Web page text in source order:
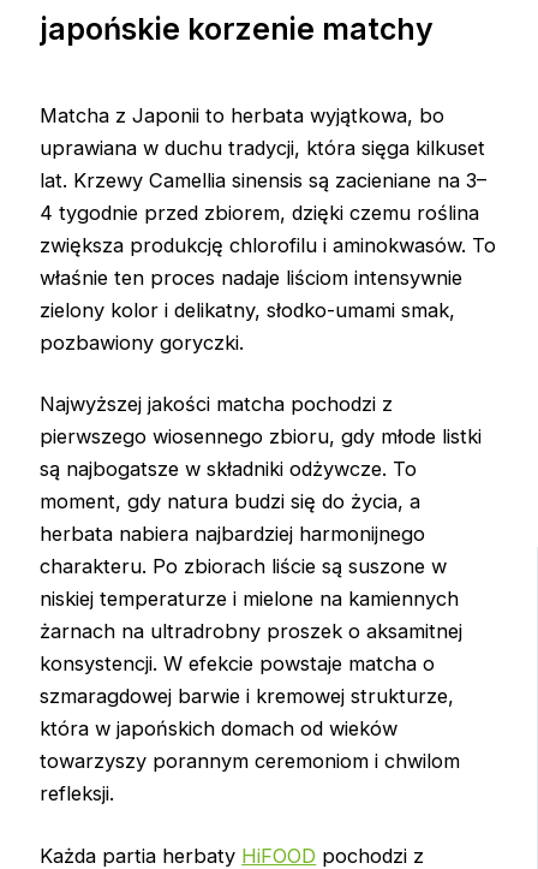
japońskie korzenie matchy
Matcha z Japonii to herbata wyjątkowa, bo
uprawiana w duchu tradycji, która sięga kilkuset
lat. Krzewy Camellia sinensis są zacieniane na 3–
4 tygodnie przed zbiorem, dzięki czemu roślina
zwiększa produkcję chlorofilu i aminokwasów. To
właśnie ten proces nadaje liściom intensywnie
zielony kolor i delikatny, słodko-umami smak,
pozbawiony goryczki.
Najwyższej jakości matcha pochodzi z
pierwszego wiosennego zbioru, gdy młode listki
są najbogatsze w składniki odżywcze. To
moment, gdy natura budzi się do życia, a
herbata nabiera najbardziej harmonijnego
charakteru. Po zbiorach liście są suszone w
niskiej temperaturze i mielone na kamiennych
żarnach na ultradrobny proszek o aksamitnej
konsystencji. W efekcie powstaje matcha o
szmaragdowej barwie i kremowej strukturze,
która w japońskich domach od wieków
towarzyszy porannym ceremoniom i chwilom
refleksji.
Każda partia herbaty HiFOOD pochodzi z